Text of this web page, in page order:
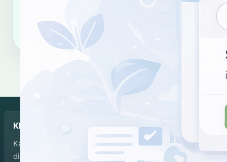
KBJI
Kamus Bahasa Jawa-Indonesia dikembangkan dan
dikelola oleh Balai Bahasa Provinsi Daerah Istimewa